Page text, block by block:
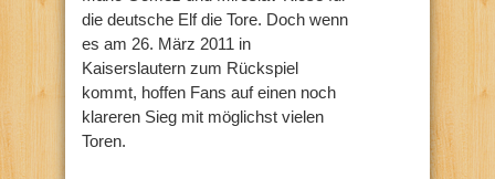
die deutsche Elf die Tore. Doch wenn
es am 26. März 2011 in
Kaiserslautern zum Rückspiel
kommt, hoffen Fans auf einen noch
klareren Sieg mit möglichst vielen
Toren.